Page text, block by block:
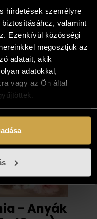
hirdetések személyre
valamint
Ezenkívül közösségi
megosztjuk az
adatait, akik
adatokkal,
vagy az Ön által
- Anyák